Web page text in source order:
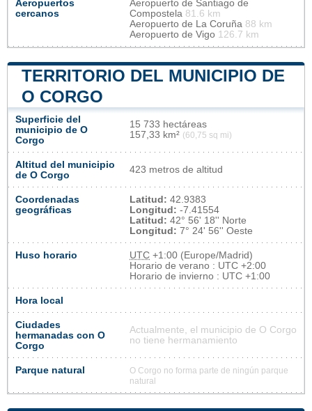
Aeropuertos
cercanos
Aeropuerto de Santiago de
Compostela 81.6 km
Aeropuerto de La Coruña 88 km
Aeropuerto de Vigo 126.7 km
TERRITORIO DEL MUNICIPIO DE
O CORGO
Superficie del
municipio de O
Corgo
15 733 hectáreas
157,33 km² (60,75 sq mi)
Altitud del municipio
de O Corgo
423 metros de altitud
Coordenadas
geográficas
Latitud: 42.9383
Longitud: -7.41554
Latitud: 42° 56' 18'' Norte
Longitud: 7° 24' 56'' Oeste
Huso horario UTC +1:00 (Europe/Madrid)
Horario de verano : UTC +2:00
Horario de invierno : UTC +1:00
Hora local
Ciudades
hermanadas con O
Corgo
Actualmente, el municipio de O Corgo
no tiene hermanamiento
Parque natural
O Corgo no forma parte de ningún parque
natural